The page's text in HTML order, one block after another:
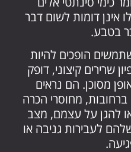
אינן דומות לשום דבר
בטבע.
הופכים להיות
שרירים קיצוני, דופק
מסוכן. הם נראים
ברחובות, מחוסרי הכרה
להגן על עצמם, מצב
לעבירות גניבה או